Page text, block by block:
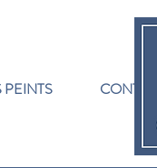
PEINTS CONTACT